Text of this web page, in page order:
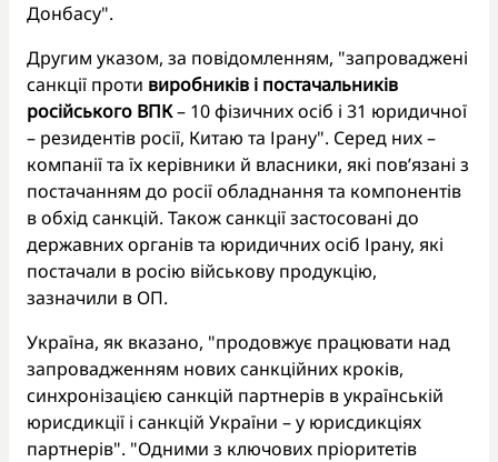
Донбасу".
Другим указом, за повідомленням, "запроваджені
санкції проти виробників і постачальників
російського ВПК– 10 фізичних осіб і 31 юридичної
– резидентів росії, Китаю та Ірану". Серед них –
компанії та їх керівники й власники, які пов’язані з
постачанням до росії обладнання та компонентів
в обхід санкцій. Також санкції застосовані до
державних органів та юридичних осіб Ірану, які
постачали в росію військову продукцію,
зазначили в ОП.
Україна, як вказано, "продовжує працювати над
запровадженням нових санкційних кроків,
синхронізацією санкцій партнерів в українській
юрисдикції і санкцій України – у юрисдикціях
партнерів". "Одними з ключових пріоритетів